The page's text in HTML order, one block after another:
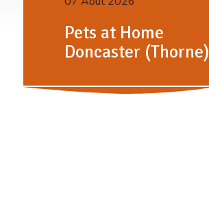
Pets at Home
Doncaster (Thorne)